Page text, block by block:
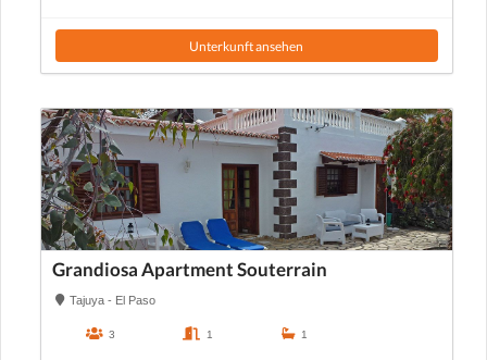
Unterkunft ansehen
Grandiosa Apartment Souterrain
Tajuya - El Paso
3 1 1